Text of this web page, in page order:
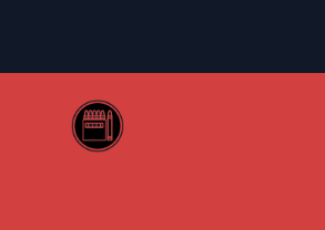
Web coloriage